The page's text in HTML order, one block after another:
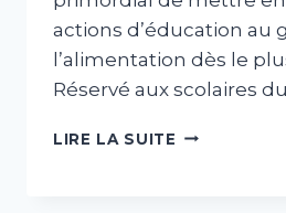
actions d’éducation au
l’alimentation dès le
Réservé aux scolaires
LIRE LA SUITE MALLETTE